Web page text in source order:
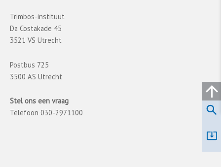
Trimbos-instituut
Da Costakade 45
3521 VS Utrecht
Postbus 725
3500 AS Utrecht
Stel ons een vraag
Telefoon 030-2971100